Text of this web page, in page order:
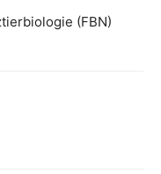
(FBN)